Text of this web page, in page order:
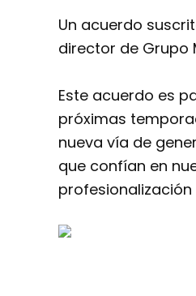
Un acuerdo
director de Grupo
Este acuerdo es
próximas
nueva vía de
que confían en